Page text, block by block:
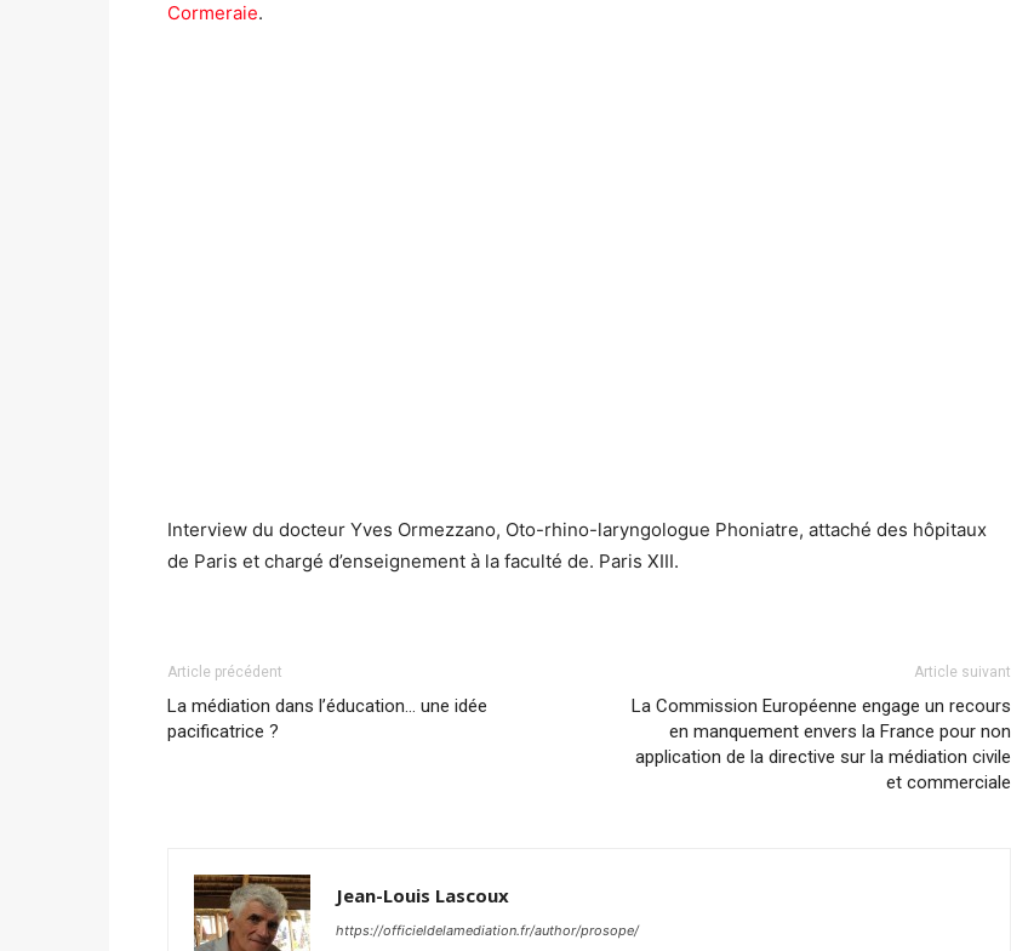
Cormeraie.
Interview du docteur Yves Ormezzano, Oto-rhino-laryngologue Phoniatre, attaché des hôpitaux
de Paris et chargé d’enseignement à la faculté de. Paris XIII.
Article précédent
La médiation dans l’éducation… une idée
pacificatrice ?
Article suivant
La Commission Européenne engage un recours
en manquement envers la France pour non
application de la directive sur la médiation civile
et commerciale
Jean-Louis Lascoux
https://officieldelamediation.fr/author/prosope/